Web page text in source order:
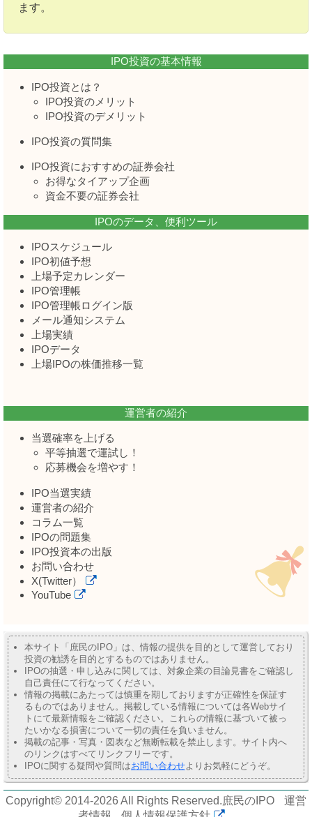
ます。
IPO投資の基本情報
IPO投資とは？
IPO投資のメリット
IPO投資のデメリット
IPO投資の質問集
IPO投資におすすめの証券会社
お得なタイアップ企画
資金不要の証券会社
IPOのデータ、便利ツール
IPOスケジュール
IPO初値予想
上場予定カレンダー
IPO管理帳
IPO管理帳ログイン版
メール通知システム
上場実績
IPOデータ
上場IPOの株価推移一覧
運営者の紹介
当選確率を上げる
平等抽選で運試し！
応募機会を増やす！
IPO当選実績
運営者の紹介
コラム一覧
IPOの問題集
IPO投資本の出版
お問い合わせ
X(Twitter）
YouTube
本サイト「庶民のIPO」は、情報の提供を目的として運営しており
投資の勧誘を目的とするものではありません。
IPOの抽選・申し込みに関しては、対象企業の目論見書をご確認し
自己責任にて行なってください。
情報の掲載にあたっては慎重を期しておりますが正確性を保証す
るものではありません。掲載している情報については各Webサイ
トにて最新情報をご確認ください。これらの情報に基づいて被っ
たいかなる損害について一切の責任を負いません。
掲載の記事・写真・図表など無断転載を禁止します。サイト内へ
のリンクはすべてリンクフリーです。
IPOに関する疑問や質問はお問い合わせよりお気軽にどうぞ。
Copyright© 2014-2026 All Rights Reserved.庶民のIPO
運営